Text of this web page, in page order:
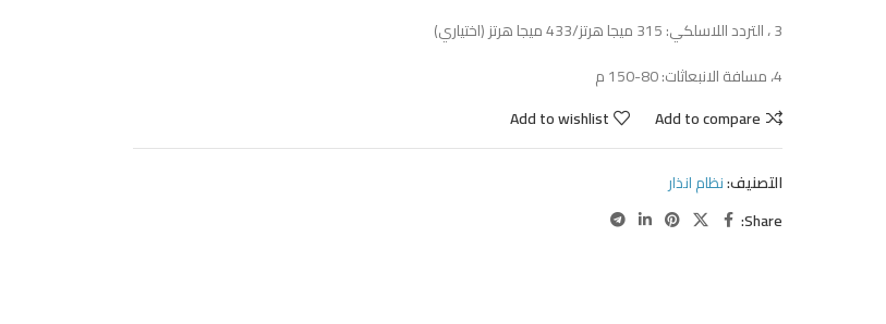
3 ، التردد اللاسلكي: 315 ميجا هرتز/433 ميجا هرتز (اختياري)
4، مسافة الانبعاثات: 80-150 م
Add to compare
Add to wishlist
التصنيف:نظام انذار
Share: